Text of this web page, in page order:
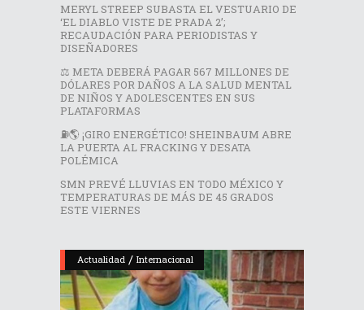
MERYL STREEP SUBASTA EL VESTUARIO DE
‘EL DIABLO VISTE DE PRADA 2’;
RECAUDACIÓN PARA PERIODISTAS Y
DISEÑADORES
⚖️ META DEBERÁ PAGAR 567 MILLONES DE
DÓLARES POR DAÑOS A LA SALUD MENTAL
DE NIÑOS Y ADOLESCENTES EN SUS
PLATAFORMAS
⛽🌎 ¡GIRO ENERGÉTICO! SHEINBAUM ABRE
LA PUERTA AL FRACKING Y DESATA
POLÉMICA
SMN PREVÉ LLUVIAS EN TODO MÉXICO Y
TEMPERATURAS DE MÁS DE 45 GRADOS
ESTE VIERNES
Actualidad / Internacional